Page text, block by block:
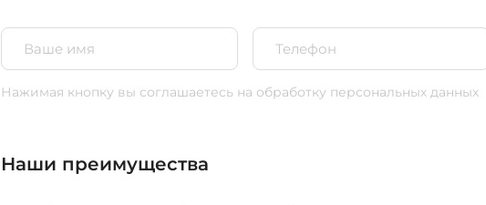
Нажимая кнопку вы соглашаетесь на обработку персональных данных
Наши преимущества